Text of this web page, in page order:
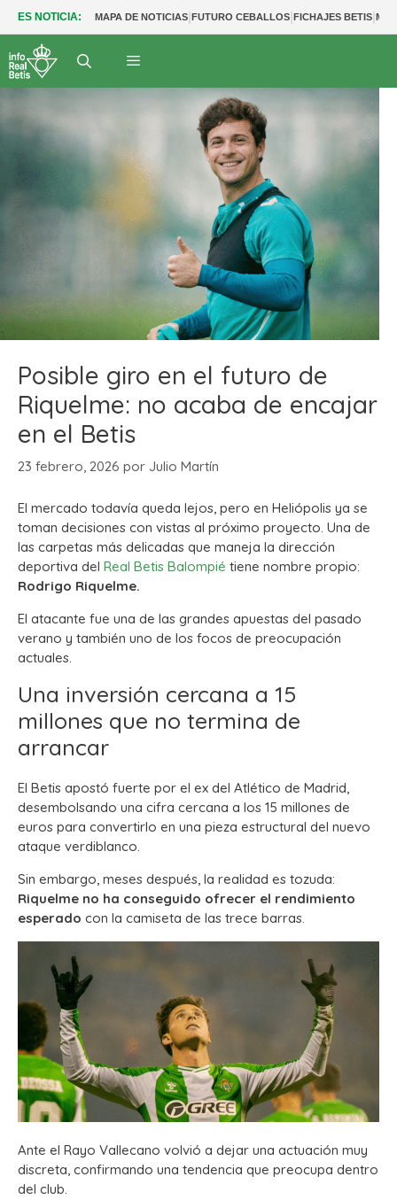
ES NOTICIA: MAPA DE NOTICIAS|FUTURO CEBALLOS|FICHAJES BETIS|
Posible giro en el futuro de
Riquelme: no acaba de encajar
en el Betis
23 febrero, 2026 por Julio Martín
El mercado todavía queda lejos, pero en Heliópolis ya se
toman decisiones con vistas al próximo proyecto. Una de
las carpetas más delicadas que maneja la dirección
deportiva del Real Betis Balompié tiene nombre propio:
Rodrigo Riquelme.
El atacante fue una de las grandes apuestas del pasado
verano y también uno de los focos de preocupación
actuales.
Una inversión cercana a 15
millones que no termina de
arrancar
El Betis apostó fuerte por el ex del Atlético de Madrid,
desembolsando una cifra cercana a los 15 millones de
euros para convertirlo en una pieza estructural del nuevo
ataque verdiblanco.
Sin embargo, meses después, la realidad es tozuda:
Riquelme no ha conseguido ofrecer el rendimiento
esperado con la camiseta de las trece barras.
Ante el Rayo Vallecano volvió a dejar una actuación muy
discreta, confirmando una tendencia que preocupa dentro
del club.